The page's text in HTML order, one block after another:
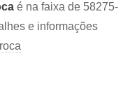
é na faixa de 58275-
e informações